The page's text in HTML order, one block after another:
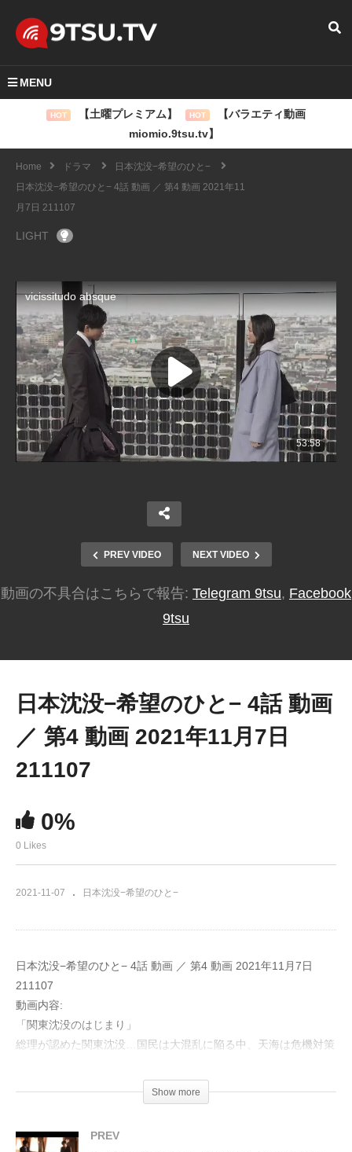
MENU
HOT 【土曜プレミアム】 HOT
【バラエティ動画
miomio.9tsu.tv】
Home ドラマ
日本沈没−希望のひと−
日本沈没−希望のひと− 4話 動画 ／ 第4 動画 2021年11
月7日 211107
LIGHT
PREV VIDEO NEXT VIDEO
動画の不具合はこちらで報告: Telegram 9tsu, Facebook
9tsu
日本沈没−希望のひと− 4話 動画
／ 第4 動画 2021年11月7日
211107
0%
0 Likes
2021-11-07 日本沈没−希望のひと−
日本沈没−希望のひと− 4話 動画 ／ 第4 動画 2021年11月7日
211107
動画内容:
「関東沈没のはじまり」
総理が認めた関東沈没…国民は大混乱に陥る中、天海は危機対策
しかし、その強引なやり方で常盤と決別！
そんな中、恐れていた事態を迎えてしまう…
出演：
Show more
PREV